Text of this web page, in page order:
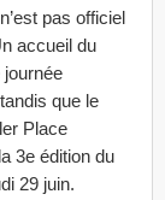
pas officiel
accueil du
que le
Place
3e édition du
29 juin.